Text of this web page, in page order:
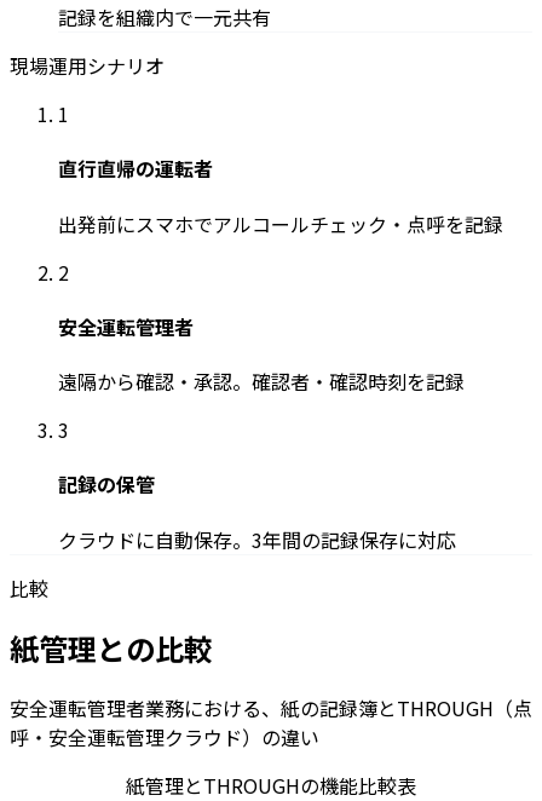
記録を組織内で一元共有
現場運用シナリオ
1
直行直帰の運転者
出発前にスマホでアルコールチェック・点呼を記録
2
安全運転管理者
遠隔から確認・承認。確認者・確認時刻を記録
3
記録の保管
クラウドに自動保存。3年間の記録保存に対応
比較
紙管理との比較
安全運転管理者業務における、紙の記録簿とTHROUGH（点
呼・安全運転管理クラウド）の違い
紙管理とTHROUGHの機能比較表